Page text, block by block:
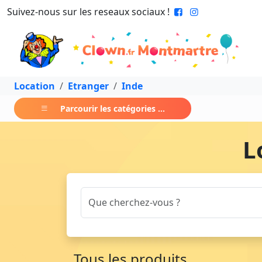
Suivez-nous sur les reseaux sociaux !
Location Etranger Inde
Parcourir les catégories ...